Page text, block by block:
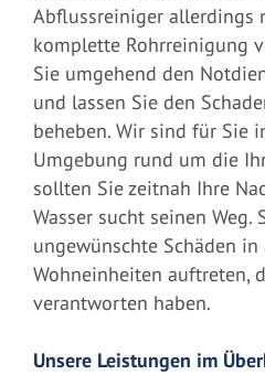
Abflussreiniger allerdings
komplette Rohrreinigung
Sie umgehend den
und lassen Sie den
beheben. Wir sind für Sie
Umgebung rund um die
sollten Sie zeitnah Ihre
Wasser sucht seinen Weg.
ungewünschte Schäden in
Wohneinheiten auftreten,
verantworten haben.
Unsere Leistungen im